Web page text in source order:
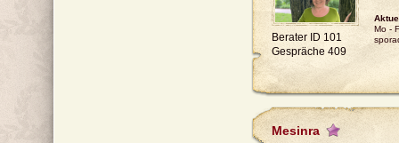
Berater ID 101
Gespräche 409
Mo -
Mesinra